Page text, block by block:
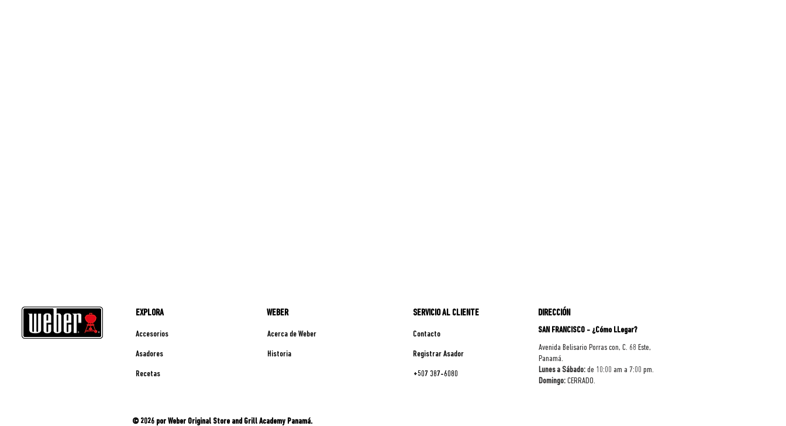
EXPLORA
Accesorios
Asadores
Recetas
WEBER
Acerca de Weber
Historia
SERVICIO AL CLIENTE
Contacto
Registrar Asador
+507 387-6080
DIRECCIÓN
SAN FRANCISCO - ¿Cómo LLegar?
Avenida Belisario Porras con, C. 68 Este,
Panamá.
Lunes a Sábado: de 10:00 am a 7:00 pm.
Domingo: CERRADO.
© 2026 por Weber Original Store and Grill Academy Panamá.